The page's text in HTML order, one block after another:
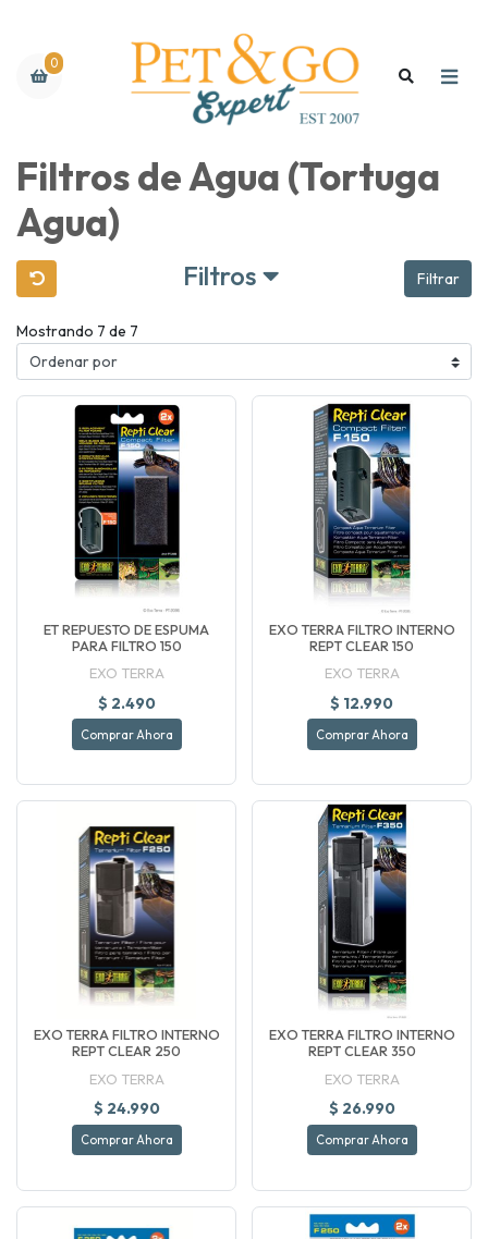
0
Filtros de Agua (Tortuga
Agua)
Filtros Filtrar
Mostrando 7 de 7
ET REPUESTO DE ESPUMA
PARA FILTRO 150
EXO TERRA
$ 2.490
Comprar Ahora
EXO TERRA FILTRO INTERNO
REPT CLEAR 150
EXO TERRA
$ 12.990
Comprar Ahora
EXO TERRA FILTRO INTERNO
REPT CLEAR 250
EXO TERRA
$ 24.990
Comprar Ahora
EXO TERRA FILTRO INTERNO
REPT CLEAR 350
EXO TERRA
$ 26.990
Comprar Ahora